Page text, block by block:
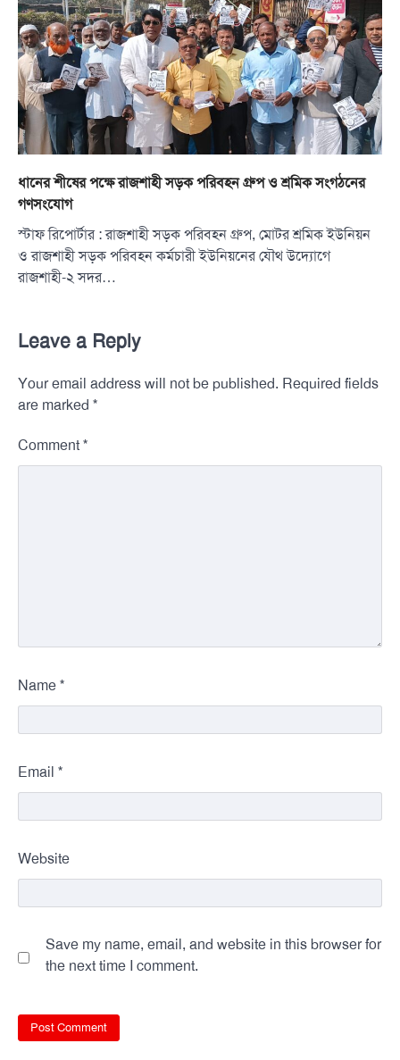
ধানের শীষের পক্ষে রাজশাহী সড়ক পরিবহন গ্রুপ ও শ্রমিক সংগঠনের
গণসংযোগ
স্টাফ রিপোর্টার : রাজশাহী সড়ক পরিবহন গ্রুপ, মোটর শ্রমিক ইউনিয়ন
ও রাজশাহী সড়ক পরিবহন কর্মচারী ইউনিয়নের যৌথ উদ্যোগে
রাজশাহী-২ সদর…
Leave a Reply
Your email address will not be published. Required fields
are marked *
Comment *
Name *
Email *
Website
Save my name, email, and website in this browser for
the next time I comment.